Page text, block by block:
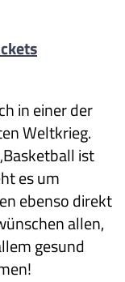
in einer der
Weltkrieg.
ist
es um
ebenso direkt
allen,
gesund